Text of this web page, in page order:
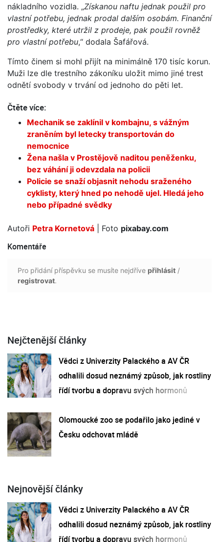
nákladního vozidla. „Získanou naftu jednak použil pro
vlastní potřebu, jednak prodal dalším osobám. Finanční
prostředky, které utržil z prodeje, pak použil rovněž
pro vlastní potřebu,“ dodala Šafářová.
Tímto činem si mohl přijít na minimálně 170 tisíc korun.
Muži lze dle trestního zákoníku uložit mimo jiné trest
odnětí svobody v trvání od jednoho do pěti let.
Čtěte více:
Mechanik se zaklínil v kombajnu, s vážným
zraněním byl letecky transportován do
nemocnice
Žena našla v Prostějově naditou peněženku,
bez váhání ji odevzdala na policii
Policie se snaží objasnit nehodu sraženého
cyklisty, který hned po nehodě ujel. Hledá jeho
nebo případné svědky
Autoři Petra Kornetová | Foto pixabay.com
Komentáře
Pro přidání příspěvku se musíte nejdříve přihlásit /
registrovat.
Nejčtenější články
Vědci z Univerzity Palackého a AV ČR
odhalili dosud neznámý způsob, jak rostliny
řídí tvorbu a dopravu svých hormonů
Olomoucké zoo se podařilo jako jediné v
Česku odchovat mládě
Nejnovější články
Vědci z Univerzity Palackého a AV ČR
odhalili dosud neznámý způsob, jak rostliny
řídí tvorbu a dopravu svých hormonů